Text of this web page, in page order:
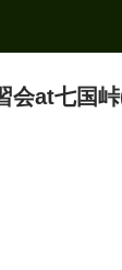
会at七国